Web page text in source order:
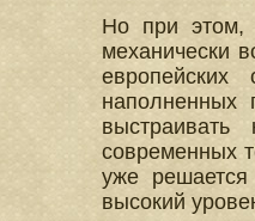
Но при этом,
механически
наполненных
современных
уже
высокий